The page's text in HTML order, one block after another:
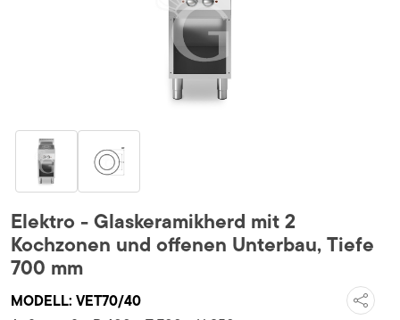
Elektro - Glaskeramikherd mit 2
Kochzonen und offenen Unterbau, Tiefe
700 mm
MODELL: VET70/40